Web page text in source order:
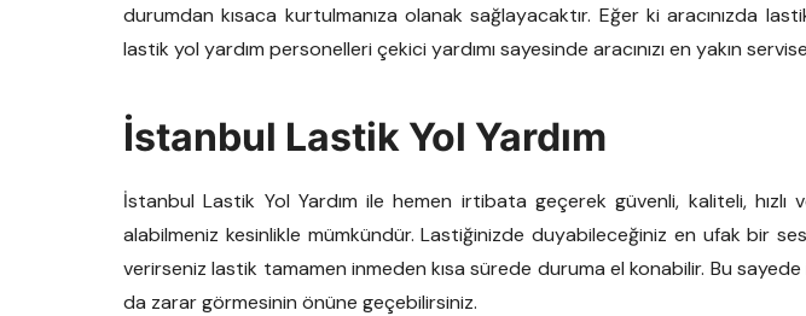
durumdan kısaca kurtulmanıza olanak sağlayacaktır. Eğer ki aracınızda
lastik yol yardım personelleri çekici yardımı sayesinde aracınızı en yakın
İstanbul Lastik Yol Yardım
İstanbul Lastik Yol Yardım ile hemen irtibata geçerek güvenli, kaliteli,
alabilmeniz kesinlikle mümkündür. Lastiğinizde duyabileceğiniz en ufak bir
verirseniz lastik tamamen inmeden kısa sürede duruma el konabilir. Bu sayede
da zarar görmesinin önüne geçebilirsiniz.